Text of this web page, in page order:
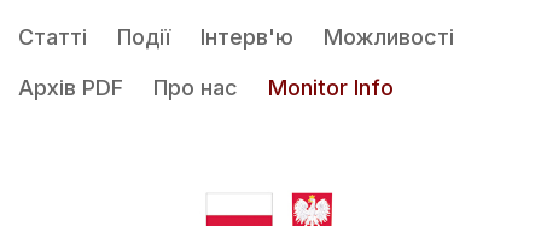
Статті Події Інтерв'ю
Можливості
Архів PDF
Про нас Monitor Info